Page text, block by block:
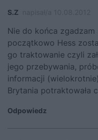
S.Z
Nie do końca zgadzam
początkowo Hess
go traktowanie czyli
jego przebywania,
informacji
Brytania potraktowała
Odpowiedz